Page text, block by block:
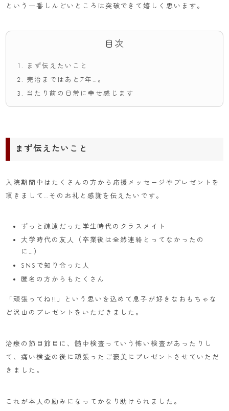
という一番しんどいところは突破できて嬉しく思います。
目次
まず伝えたいこと
完治まではあと7年…。
当たり前の日常に幸せ感じます
まず伝えたいこと
入院期間中はたくさんの方から応援メッセージやプレゼントを
頂きまして…そのお礼と感謝を伝えたいです。
ずっと疎遠だった学生時代のクラスメイト
大学時代の友人（卒業後は全然連絡とってなかったの
に…）
SNSで知り合った人
匿名の方からもたくさん
「頑張ってね!!」という思いを込めて息子が好きなおもちゃな
ど沢山のプレゼントをいただきました。
治療の節目節目に、髄中検査っていう怖い検査があったりし
て、痛い検査の後に頑張ったご褒美にプレゼントさせていただ
きました。
これが本人の励みになってかなり助けられました。